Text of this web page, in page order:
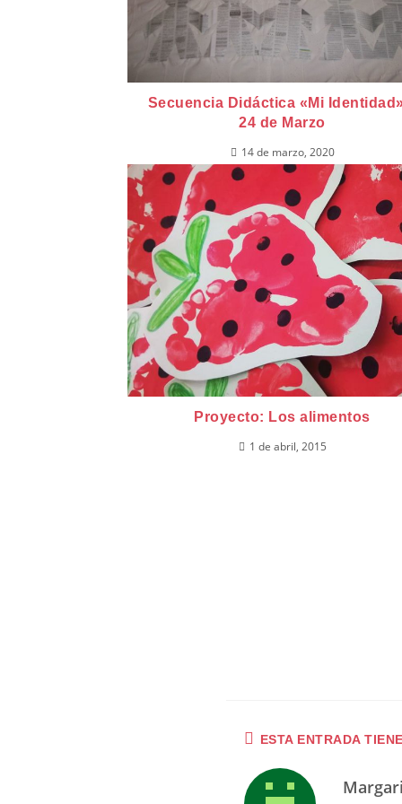
Secuencia Didáctica «Mi
24 de Marzo
14 de marzo, 2020
Proyecto: Los alimentos
1 de abril, 2015
ESTA ENTRADA